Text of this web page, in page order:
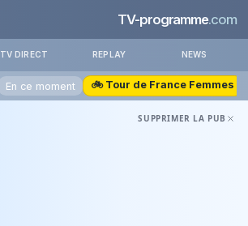
TV-programme.com
TV DIRECT REPLAY NEWS
En ce moment 🚲 Tour de France Femmes
SUPPRIMER LA PUB